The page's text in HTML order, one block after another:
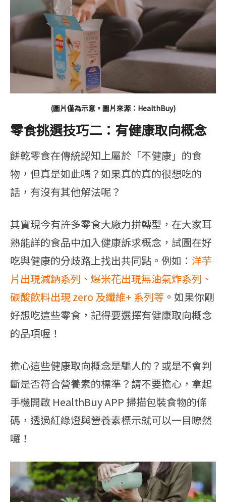
(圖片僅為示意。圖片來源：HealthBuy)
零食挑選技巧二：有健康取向概念
餅乾零食在傳統認知上屬於「不健康」的食
物，但真是如此嗎？如果真的真的很想吃的
話，有沒有其他解法呢？
其實現今有許多零食大廠力拼轉型，在大家耳
熟能詳的食品中加入健康訴求概念，試圖在好
吃與健康的分歧路上找出共同點。例如： 洋芋
片出現減鈉系列、爆米花出現無油氣炸系列、
碳酸飲料出現 zero 及纖維+ 系列等 。如果你剛
好想吃這些零食，記得要選擇有健康取向概念
的品項喔！
擔心這些健康取向概念是騙人的？或是不會判
斷是否符合營養素的標準？請不要擔心，拿起
手機開啟 HealthBuy APP 掃描包裝食物的條
碼，透過紅綠燈與營養素標示就可以一目瞭然
囉！